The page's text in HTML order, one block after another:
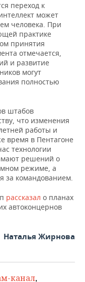
переход к
может
человека. При
практике
принятия
отмечается,
и развитие
могут
полностью
штабов
что изменения
работы и
время в Пентагоне
технологии
решений о
режиме, а
за командованием.
рассказал о планах
автоконцернов
Наталья Жирнова
канал,